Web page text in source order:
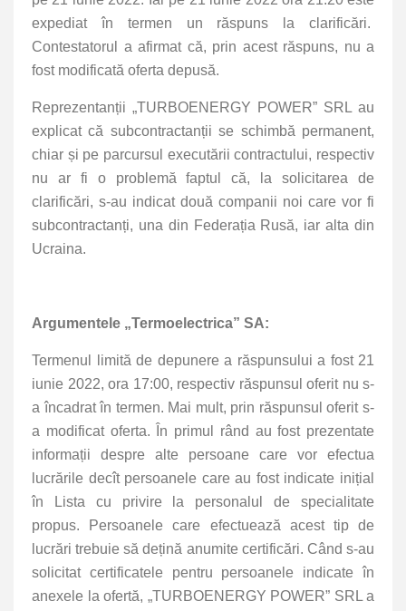
expediat în termen un răspuns la clarificări.
Contestatorul a afirmat că, prin acest răspuns, nu a
fost modificată oferta depusă.
Reprezentanții „TURBOENERGY POWER” SRL au
explicat că subcontractanții se schimbă permanent,
chiar și pe parcursul executării contractului, respectiv
nu ar fi o problemă faptul că, la solicitarea de
clarificări, s-au indicat două companii noi care vor fi
subcontractanți, una din Federația Rusă, iar alta din
Ucraina.
Argumentele „Termoelectrica” SA:
Termenul limită de depunere a răspunsului a fost 21
iunie 2022, ora 17:00, respectiv răspunsul oferit nu s-
a încadrat în termen. Mai mult, prin răspunsul oferit s-
a modificat oferta. În primul rând au fost prezentate
informații despre alte persoane care vor efectua
lucrările decît persoanele care au fost indicate inițial
în Lista cu privire la personalul de specialitate
propus. Persoanele care efectuează acest tip de
lucrări trebuie să dețină anumite certificări. Când s-au
solicitat certificatele pentru persoanele indicate în
anexele la ofertă, „TURBOENERGY POWER” SRL a